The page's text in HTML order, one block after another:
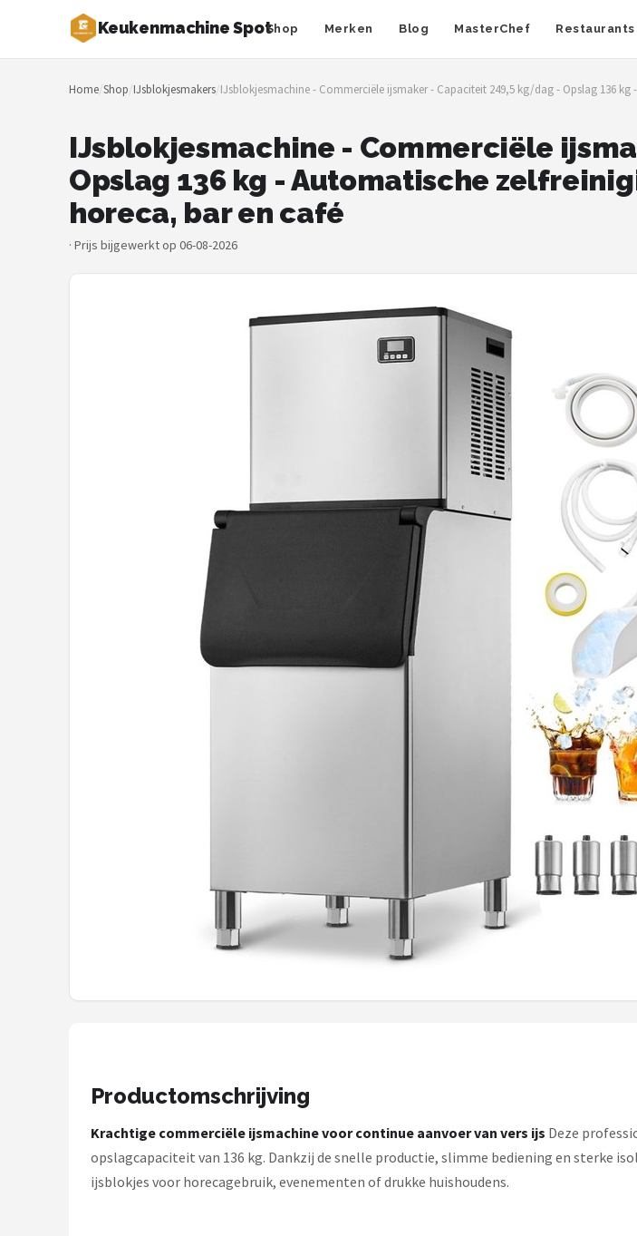
Keukenmachine SpotShop Merken Blog MasterChef Restaurants
Zoeken
NAVIGATIE
Merken
Alle merken →
Home/Shop/IJsblokjesmakers/IJsblokjesmachine - Commerciële ijsmaker - Capaciteit 249,5 kg/dag - Opslag 136
IJsblokjesmachine - Commerciële
Opslag 136 kg - Automatische
horeca, bar en café
· Prijs bijgewerkt op 06-08-2026
Productomschrijving
Krachtige commerciële ijsmachine voor continue aanvoer van vers ijs Deze
opslagcapaciteit van 136 kg. Dankzij de snelle productie, slimme bediening en sterke
ijsblokjes voor horecagebruik, evenementen of drukke huishoudens.